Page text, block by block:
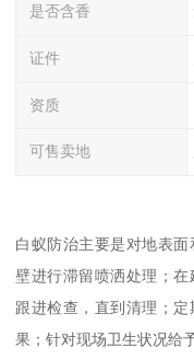
是否含香
证件
资质
可售卖地
白蚁防治主要是对地表
壁进行滞留喷洒处理；
跟进检查，直到清理；
果；针对现场卫生状况给